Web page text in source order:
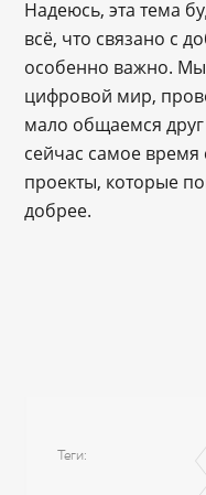
Надеюсь, эта тема
всё, что связано с
особенно важно.
цифровой мир,
мало общаемся
сейчас самое время
проекты, которые
добрее.
Теги